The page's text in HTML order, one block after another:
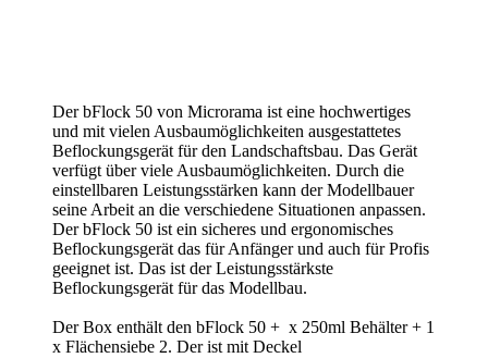
Der bFlock 50 von Microrama ist eine hochwertiges
und mit vielen Ausbaumöglichkeiten ausgestattetes
Beflockungsgerät für den Landschaftsbau. Das Gerät
verfügt über viele Ausbaumöglichkeiten. Durch die
einstellbaren Leistungsstärken kann der Modellbauer
seine Arbeit an die verschiedene Situationen anpassen.
Der bFlock 50 ist ein sicheres und ergonomisches
Beflockungsgerät das für Anfänger und auch für Profis
geeignet ist. Das ist der Leistungsstärkste
Beflockungsgerät für das Modellbau.
Der Box enthält den bFlock 50 + x 250ml Behälter + 1
x Flächensiebe 2. Der ist mit Deckel